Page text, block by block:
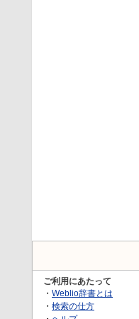
ご利用にあたって
・ Weblio辞書とは
・ 検索の仕方